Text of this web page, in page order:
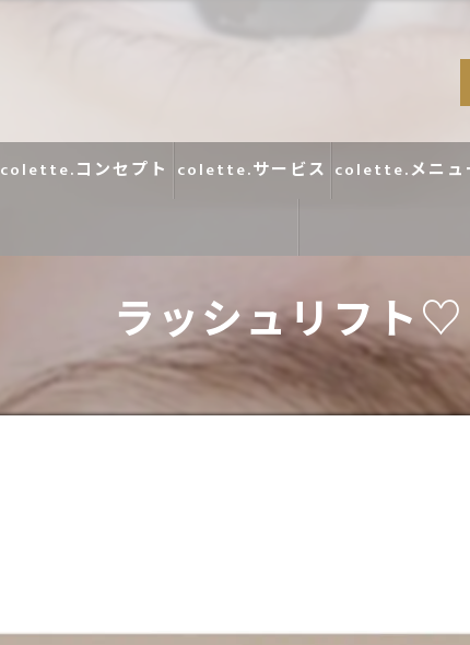
colette.コンセプト colette.サービス colette.メニュ
コラム
口コミ
ラッシュリフト♡